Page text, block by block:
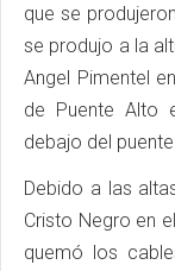
que se
se produjo a la
Angel Pimentel
de Puente Alto
debajo del
Debido a las
Cristo Negro en
quemó los